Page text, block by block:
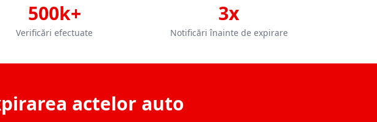
500k+
Verificări efectuate
3x
Notificări înainte de expirare
actelor auto